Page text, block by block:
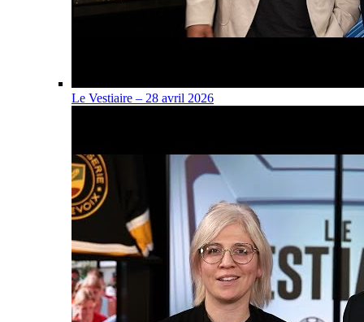
Le Vestiaire – 28 avril 2026